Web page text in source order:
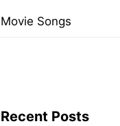
Movie Songs
Recent Posts